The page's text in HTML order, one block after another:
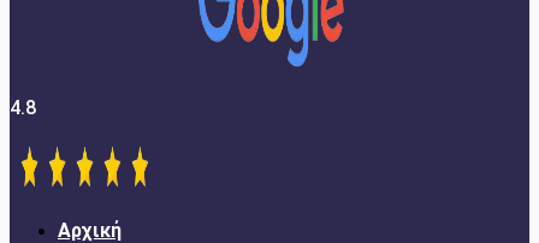
4.8
Αρχική